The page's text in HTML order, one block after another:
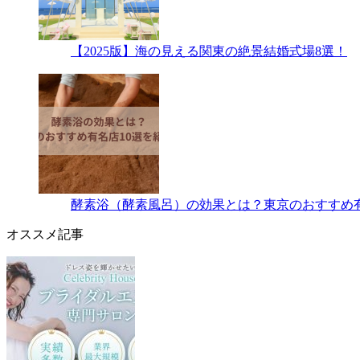
【2025版】海の見える関東の絶景結婚式場8選！
酵素浴（酵素風呂）の効果とは？東京のおすすめ
オススメ記事